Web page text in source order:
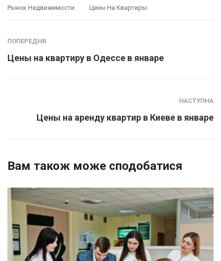
Рынок Недвижимости
Цены На Квартиры
ПОПЕРЕДНЯ
Цены на квартиру в Одессе в январе
НАСТУПНА
Цены на аренду квартир в Киеве в январе
Вам також може сподобатися